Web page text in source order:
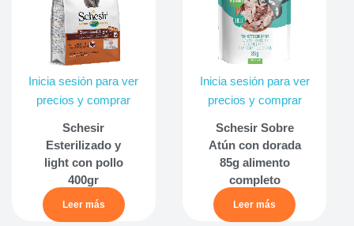
Inicia sesión para ver
precios y comprar
Schesir
Esterilizado y
light con pollo
400gr
Leer más
Inicia sesión para ver
precios y comprar
Schesir Sobre
Atún con dorada
85g alimento
completo
Leer más